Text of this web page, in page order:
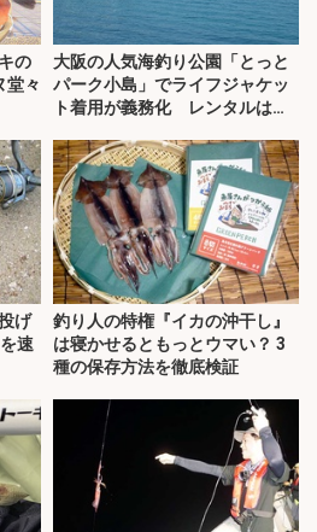
の
堂々
大阪の人気海釣り公園「とっと
パーク小島」でライフジャケッ
ト着用が義務化 レンタルはオ
げ
速
釣り人の特権『イカの沖干し』
は寝かせるともっとウマい？ 3
種の保存方法を徹底検証